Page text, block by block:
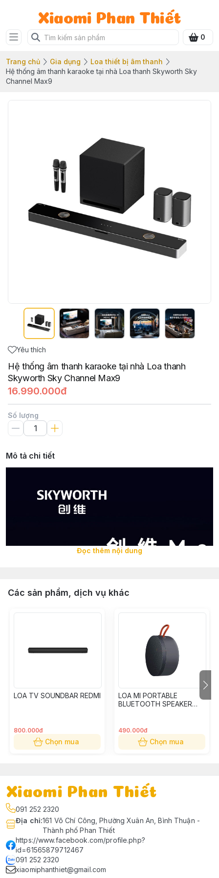
Xiaomi Phan Thiết
0
Trang chủ Gia dụng
Loa thiết bị âm thanh
Hệ thống âm thanh karaoke tại nhà Loa thanh Skyworth Sky
Channel Max9
Yêu thích
Hệ thống âm thanh karaoke tại nhà Loa thanh
Skyworth Sky Channel Max9
16.990.000đ
Số lượng
Mô tả chi tiết
Đọc thêm nội dung
Các sản phẩm, dịch vụ khác
LOA TV SOUNDBAR REDMI
800.000đ
Chọn mua
LOA MI PORTABLE
BLUETOOTH SPEAKER
490.000đ
Chọn mua
Xiaomi Phan Thiết
091 252 2320
Địa chỉ:161 Võ Chí Công, Phường Xuân An, Bình Thuận -
Thành phố Phan Thiết
https://www.facebook.com/profile.php?
id=61565879712467
091 252 2320
xiaomiphanthiet@gmail.com